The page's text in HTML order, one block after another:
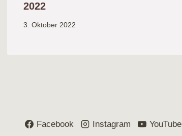
2022
3. Oktober 2022
Facebook Instagram YouTube